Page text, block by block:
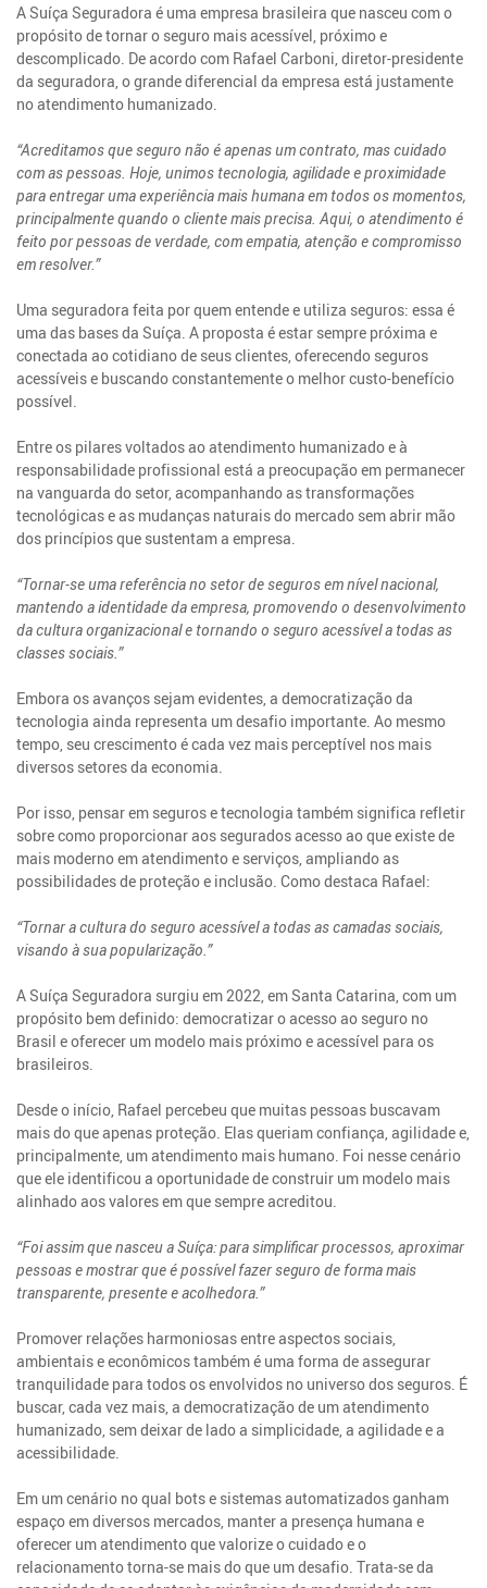
A Suíça Seguradora é uma empresa brasileira que nasceu com o
propósito de tornar o seguro mais acessível, próximo e
descomplicado. De acordo com Rafael Carboni, diretor-presidente
da seguradora, o grande diferencial da empresa está justamente
no atendimento humanizado.
“Acreditamos que seguro não é apenas um contrato, mas cuidado
com as pessoas. Hoje, unimos tecnologia, agilidade e proximidade
para entregar uma experiência mais humana em todos os momentos,
principalmente quando o cliente mais precisa. Aqui, o atendimento é
feito por pessoas de verdade, com empatia, atenção e compromisso
em resolver.”
Uma seguradora feita por quem entende e utiliza seguros: essa é
uma das bases da Suíça. A proposta é estar sempre próxima e
conectada ao cotidiano de seus clientes, oferecendo seguros
acessíveis e buscando constantemente o melhor custo-benefício
possível.
Entre os pilares voltados ao atendimento humanizado e à
responsabilidade profissional está a preocupação em permanecer
na vanguarda do setor, acompanhando as transformações
tecnológicas e as mudanças naturais do mercado sem abrir mão
dos princípios que sustentam a empresa.
“Tornar-se uma referência no setor de seguros em nível nacional,
mantendo a identidade da empresa, promovendo o desenvolvimento
da cultura organizacional e tornando o seguro acessível a todas as
classes sociais.”
Embora os avanços sejam evidentes, a democratização da
tecnologia ainda representa um desafio importante. Ao mesmo
tempo, seu crescimento é cada vez mais perceptível nos mais
diversos setores da economia.
Por isso, pensar em seguros e tecnologia também significa refletir
sobre como proporcionar aos segurados acesso ao que existe de
mais moderno em atendimento e serviços, ampliando as
possibilidades de proteção e inclusão. Como destaca Rafael:
“Tornar a cultura do seguro acessível a todas as camadas sociais,
visando à sua popularização.”
A Suíça Seguradora surgiu em 2022, em Santa Catarina, com um
propósito bem definido: democratizar o acesso ao seguro no
Brasil e oferecer um modelo mais próximo e acessível para os
brasileiros.
Desde o início, Rafael percebeu que muitas pessoas buscavam
mais do que apenas proteção. Elas queriam confiança, agilidade e,
principalmente, um atendimento mais humano. Foi nesse cenário
que ele identificou a oportunidade de construir um modelo mais
alinhado aos valores em que sempre acreditou.
“Foi assim que nasceu a Suíça: para simplificar processos, aproximar
pessoas e mostrar que é possível fazer seguro de forma mais
transparente, presente e acolhedora.”
Promover relações harmoniosas entre aspectos sociais,
ambientais e econômicos também é uma forma de assegurar
tranquilidade para todos os envolvidos no universo dos seguros. É
buscar, cada vez mais, a democratização de um atendimento
humanizado, sem deixar de lado a simplicidade, a agilidade e a
acessibilidade.
Em um cenário no qual bots e sistemas automatizados ganham
espaço em diversos mercados, manter a presença humana e
oferecer um atendimento que valorize o cuidado e o
relacionamento torna-se mais do que um desafio. Trata-se da